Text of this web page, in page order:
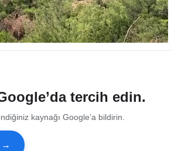
tercih edin.
kaynağı Google’a bildirin.
→